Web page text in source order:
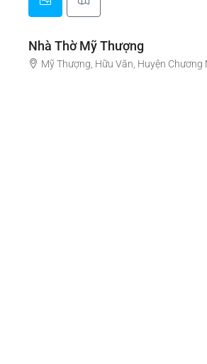
Nhà Thờ Mỹ Thượng
Mỹ Thượng, Hữu Văn, Huyện Chương